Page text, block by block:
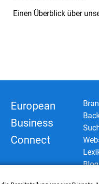
Einen Überblick über
European
Business
Connect
Blog